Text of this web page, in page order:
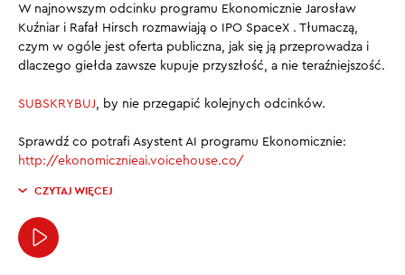
W najnowszym odcinku programu Ekonomicznie Jarosław
Kuźniar i Rafał Hirsch rozmawiają o IPO SpaceX . Tłumaczą,
czym w ogóle jest oferta publiczna, jak się ją przeprowadza i
dlaczego giełda zawsze kupuje przyszłość, a nie teraźniejszość.
SUBSKRYBUJ, by nie przegapić kolejnych odcinków.
Sprawdź co potrafi Asystent AI programu Ekonomicznie:
http://ekonomicznieai.voicehouse.co/
CZYTAJ WIĘCEJ